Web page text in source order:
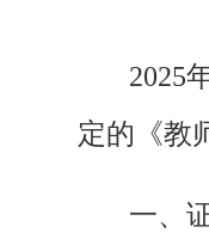
2025
定的《教
一、